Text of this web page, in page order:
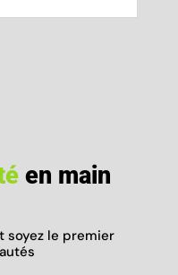
en main
soyez le premier